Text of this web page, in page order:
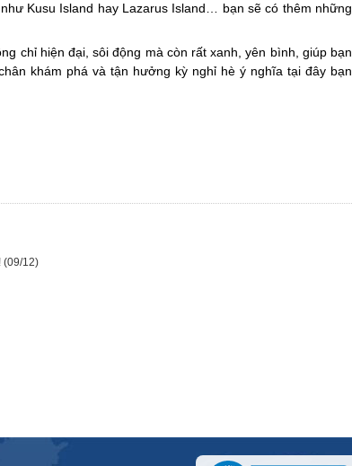
Kusu Island hay Lazarus Island… bạn sẽ có thêm những
chỉ hiện đại, sôi động mà còn rất xanh, yên bình, giúp bạn
khám phá và tận hưởng kỳ nghỉ hè ý nghĩa tại đây bạn
(09/12)